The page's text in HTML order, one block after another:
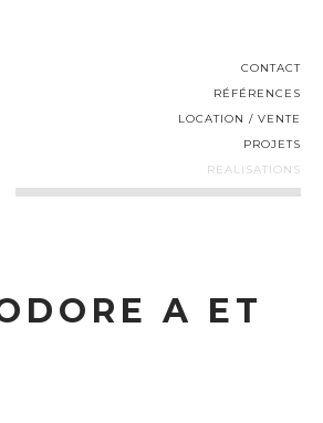
CONTACT
RÉFÉRENCES
LOCATION / VENTE
PROJETS
REALISATIONS
A ET